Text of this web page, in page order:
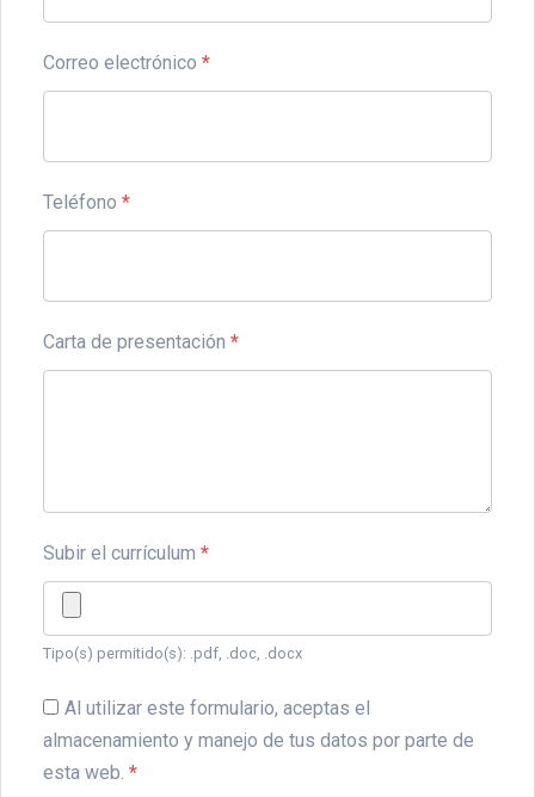
Correo electrónico *
Teléfono *
Carta de presentación *
Subir el currículum *
Tipo(s) permitido(s): .pdf, .doc, .docx
Al utilizar este formulario, aceptas el
almacenamiento y manejo de tus datos por parte de
esta web. *